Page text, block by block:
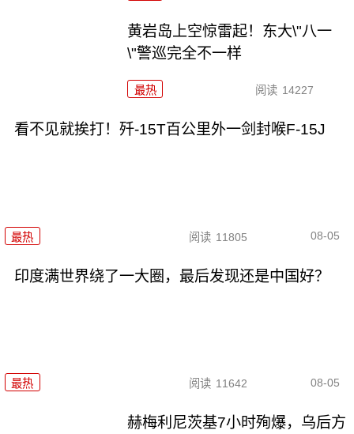
黄岩岛上空惊雷起！东大\"八一
\"警巡完全不一样
最热 阅读 14227
看不见就挨打！歼-15T百公里外一剑封喉F-15J
最热 阅读 11805 08-05
印度满世界绕了一大圈，最后发现还是中国好？
最热 阅读 11642 08-05
赫梅利尼茨基7小时殉爆，乌后方